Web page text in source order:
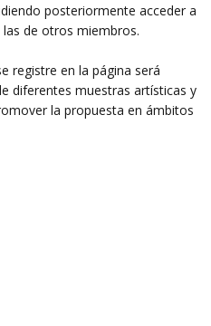
posteriormente acceder a
de otros miembros.
registre en la página será
diferentes muestras artísticas y
la propuesta en ámbitos